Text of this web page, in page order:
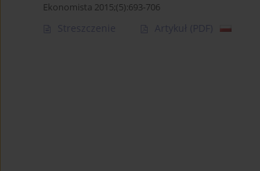
Ekonomista 2015;(5):693-706
Streszczenie Artykuł (PDF)